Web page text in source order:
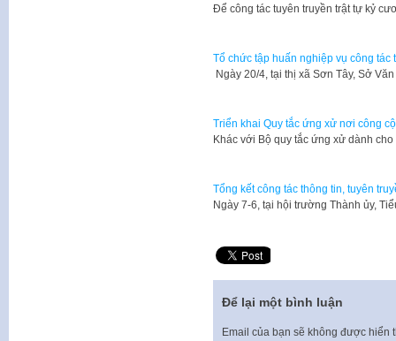
​Để công tác tuyên truyền trật tự kỷ
Tổ chức tập huấn nghiệp vụ công tác
Ngày 20/4, tại thị xã Sơn Tây, Sở
Triển khai Quy tắc ứng xử nơi công
Khác với Bộ quy tắc ứng xử dành
Tổng kết công tác thông tin, tuyên
Ngày 7-6, tại hội trường Thành ủy,
Để lại một bình luận
Email của bạn sẽ không được hiển